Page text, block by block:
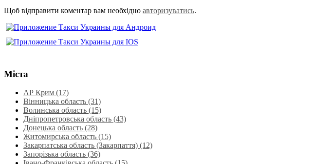
Щоб відправити коментар вам необхідно авторизуватись.
Міста
АР Крим (17)
Вінницька область (31)
Волинська область‎ (15)
Дніпропетровська область‎ (43)
Донецька область (28)
Житомирська область (15)
Закарпатська область (Закарпаття) (12)
Запорізька область (36)